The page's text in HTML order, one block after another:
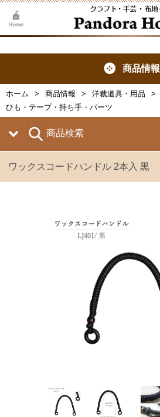
商品情報
ホーム 商品情報
洋裁道具・用品
ひも・テープ・持ち手・パーツ
商品検索
ワックスコードハンドル 2本入 黒